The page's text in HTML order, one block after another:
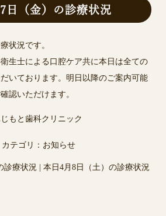
日（金）の診療状況
状況です。
生士による口腔ケア共に本日は全ての
いております。明日以降のご案内可能
認いただけます。
もと歯科クリニック
テゴリ： お知らせ
診療状況
本日4月8日（土）の診療状況